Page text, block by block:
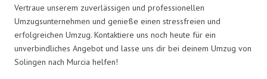
Vertraue unserem zuverlässigen und professionellen
Umzugsunternehmen und genieße einen stressfreien und
erfolgreichen Umzug. Kontaktiere uns noch heute für ein
unverbindliches Angebot und lasse uns dir bei deinem Umzug von
Solingen nach Murcia helfen!